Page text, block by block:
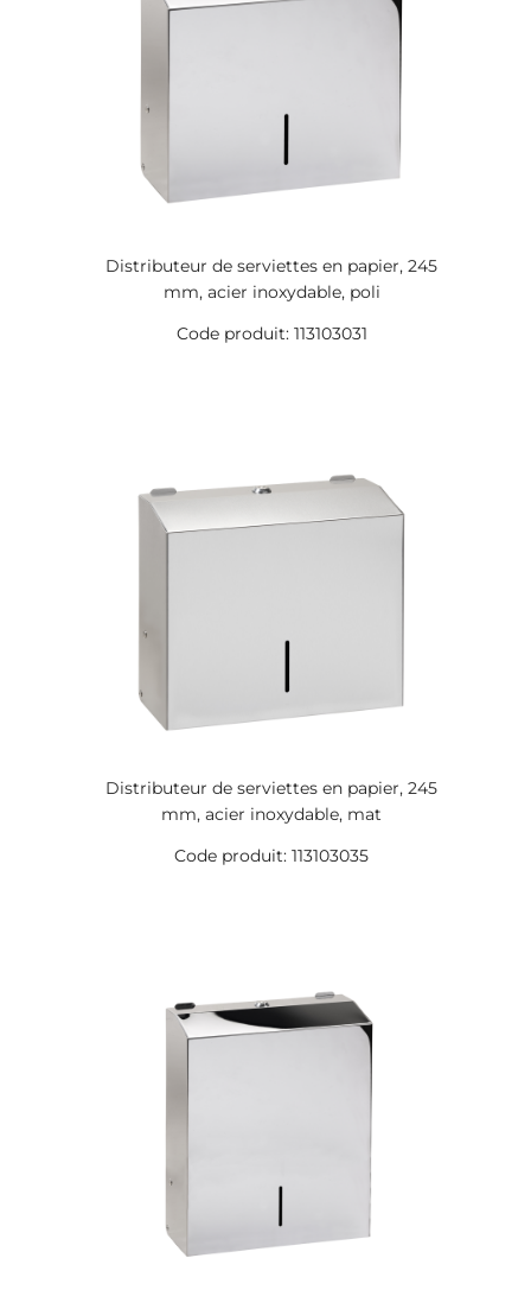
Distributeur de serviettes en papier, 245
mm, acier inoxydable, poli
Code produit: 113103031
Distributeur de serviettes en papier, 245
mm, acier inoxydable, mat
Code produit: 113103035